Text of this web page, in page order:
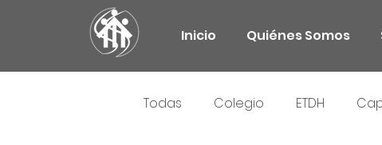
Inicio Quiénes Somos
Todas Colegio ETDH